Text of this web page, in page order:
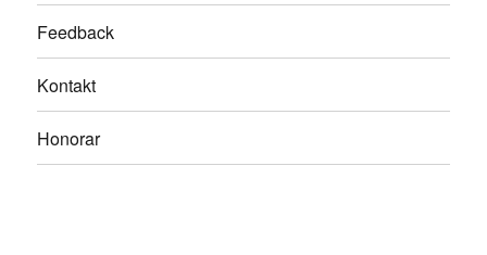
Feedback
Kontakt
Honorar